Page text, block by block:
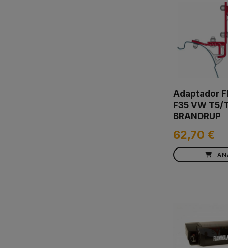
Adaptador
F35 VW T5/
BRANDRUP
62,70 €